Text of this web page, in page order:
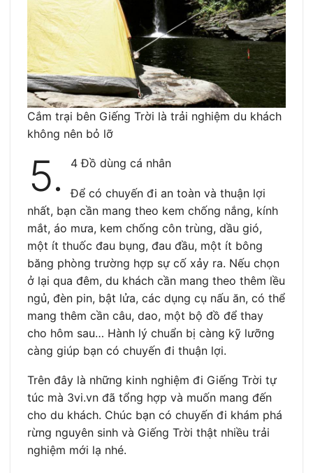
Cắm trại bên Giếng Trời là trải nghiệm du khách
không nên bỏ lỡ
5. 4 Đồ dùng cá nhân
Để có chuyến đi an toàn và thuận lợi
nhất, bạn cần mang theo kem chống nắng, kính
mắt, áo mưa, kem chống côn trùng, dầu gió,
một ít thuốc đau bụng, đau đầu, một ít bông
băng phòng trường hợp sự cố xảy ra. Nếu chọn
ở lại qua đêm, du khách cần mang theo thêm lều
ngủ, đèn pin, bật lửa, các dụng cụ nấu ăn, có thể
mang thêm cần câu, dao, một bộ đồ để thay
cho hôm sau… Hành lý chuẩn bị càng kỹ lưỡng
càng giúp bạn có chuyến đi thuận lợi.
Trên đây là những kinh nghiệm đi Giếng Trời tự
túc mà 3vi.vn đã tổng hợp và muốn mang đến
cho du khách. Chúc bạn có chuyến đi khám phá
rừng nguyên sinh và Giếng Trời thật nhiều trải
nghiệm mới lạ nhé.